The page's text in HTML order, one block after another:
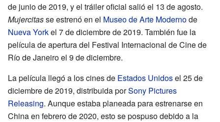
de junio de 2019, y el tráiler oficial salió el 13 de agosto.
Mujercitasse estrenó en el Museo de Arte Modernode
Nueva Yorkel 7 de diciembre de 2019. También fue la
película de apertura del Festival Internacional de Cine de
Río de Janeiro el 9 de diciembre.
La película llegó a los cines de Estados Unidosel 25 de
diciembre de 2019, distribuida porSony Pictures
Releasing. Aunque estaba planeada para estrenarse en
China en febrero de 2020, esto se pospuso debido a la